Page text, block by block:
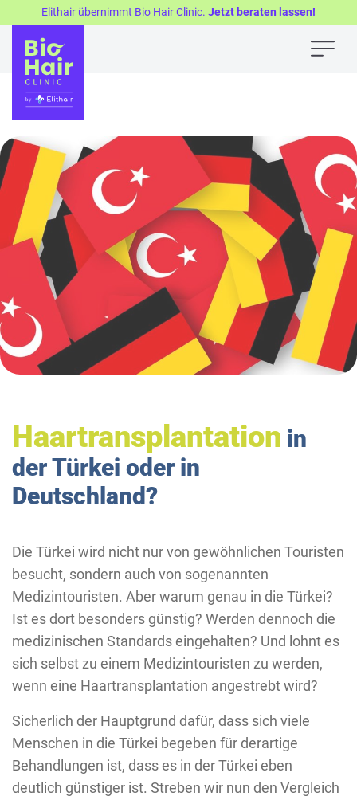
Elithair übernimmt Bio Hair Clinic. Jetzt beraten lassen!
Haartransplantation in
der Türkei oder in
Deutschland?
Die Türkei wird nicht nur von gewöhnlichen Touristen
besucht, sondern auch von sogenannten
Medizintouristen. Aber warum genau in die Türkei?
Ist es dort besonders günstig? Werden dennoch die
medizinischen Standards eingehalten? Und lohnt es
sich selbst zu einem Medizintouristen zu werden,
wenn eine Haartransplantation angestrebt wird?
Sicherlich der Hauptgrund dafür, dass sich viele
Menschen in die Türkei begeben für derartige
Behandlungen ist, dass es in der Türkei eben
deutlich günstiger ist. Streben wir nun den Vergleich